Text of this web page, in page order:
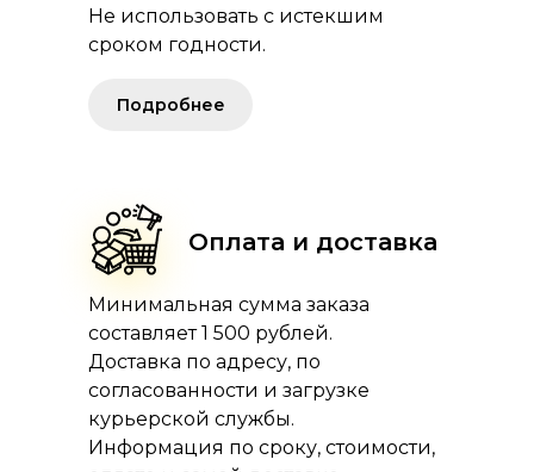
Не использовать с истекшим
сроком годности.
Оплата и доставка
Минимальная сумма заказа
составляет 1 500 рублей.
Доставка по адресу, по
согласованности и загрузке
курьерской службы.
Информация по сроку, стоимости,
Подробнее